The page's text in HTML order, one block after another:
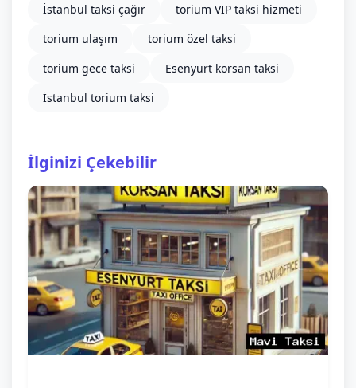
İstanbul taksi çağır
torium VIP taksi hizmeti
torium ulaşım
torium özel taksi
torium gece taksi
Esenyurt korsan taksi
İstanbul torium taksi
İlginizi Çekebilir